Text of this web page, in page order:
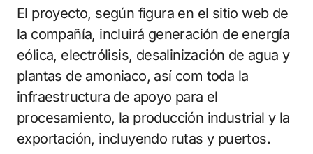
El proyecto, según figura en el sitio web de
la compañía, incluirá generación de energía
eólica, electrólisis, desalinización de agua y
plantas de amoniaco, así com toda la
infraestructura de apoyo para el
procesamiento, la producción industrial y la
exportación, incluyendo rutas y puertos.